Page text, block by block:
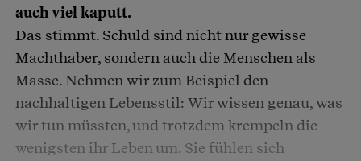
auch viel kaputt.
Das stimmt. Schuld sind nicht nur gewisse
Machthaber, sondern auch die Menschen als
Masse. Nehmen wir zum Beispiel den
nachhaltigen Lebensstil: Wir wissen genau, was
wir tun müssten, und trotzdem krempeln die
wenigsten ihr Leben um. Sie fühlen sich